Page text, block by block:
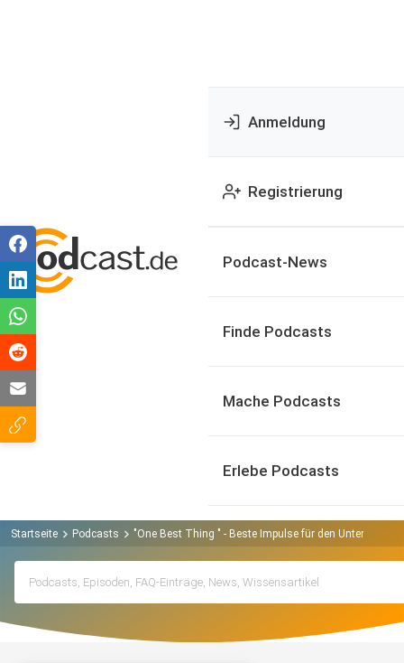
Anmeldung
Registrierung
Podcast-News
Finde Podcasts
Mache Podcasts
Erlebe Podcasts
Startseite Podcasts "One Best Thing " - Beste Impulse für den Unterricht